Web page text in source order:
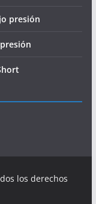
presión
los derechos